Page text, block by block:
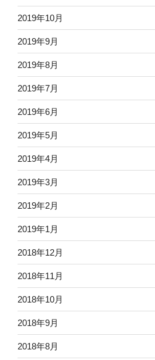
2019年10月
2019年9月
2019年8月
2019年7月
2019年6月
2019年5月
2019年4月
2019年3月
2019年2月
2019年1月
2018年12月
2018年11月
2018年10月
2018年9月
2018年8月